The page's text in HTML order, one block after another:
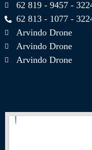
62 819 - 9457 -
62 813 - 1077 -
Arvindo Drone
Arvindo Drone
Arvindo Drone